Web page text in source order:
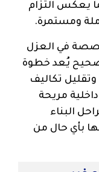
يعكس التزام
ومستمرة.
في العزل
يُعد خطوة
تكاليف
مريحة
البناء
بأي حال من